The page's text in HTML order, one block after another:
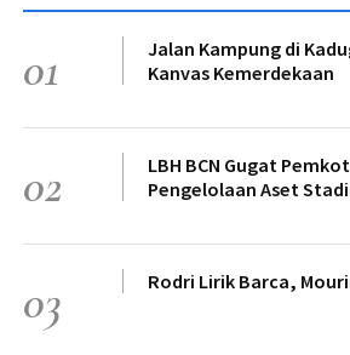
01
Jalan Kampung di
Kanvas Kemerdekaan
02
LBH BCN Gugat
Pengelolaan Aset
03 Rodri Lirik Barca,